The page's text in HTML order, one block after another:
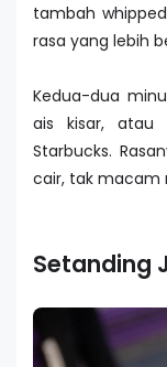
tambah
rasa yang lebih
Kedua-dua
ais kisar, atau
Starbucks.
cair, tak macam
Setanding